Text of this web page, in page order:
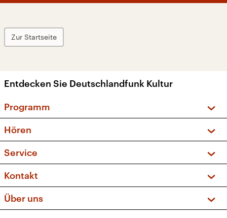
Zur Startseite
Entdecken Sie Deutschlandfunk Kultur
Programm
Sendungen und Podcasts
Musikliste
Kakadu – Das Kinderprogramm
Hören
Frequenzen (UKW + DAB+)
Service
FAQ
Apps
Newsletter
Kontakt
Social Media
Über uns